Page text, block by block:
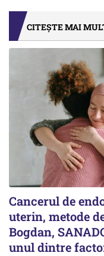
CITEȘTE MAI
Cancerul de
uterin, metode
Bogdan,
unul dintre